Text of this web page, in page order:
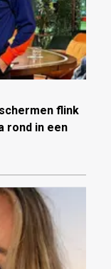
flink
rond in een